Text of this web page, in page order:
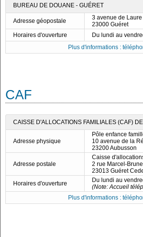
BUREAU DE DOUANE - GUÉRET
Adresse géopostale
3 avenue de Laure
23000 Guéret
Horaires d'ouverture
Du lundi au
Plus d'informations :
CAF
CAISSE D'ALLOCATIONS FAMILIALES (CAF)
Adresse physique
Pôle enfance
10 avenue de la
23200 Aubusson
Adresse postale
Caisse
2 rue Marcel-
23013 Guéret
Horaires d'ouverture
Du lundi au
(Note: Accueil
Plus d'informations :